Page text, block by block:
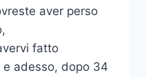
aver perso
fatto
adesso, dopo 34